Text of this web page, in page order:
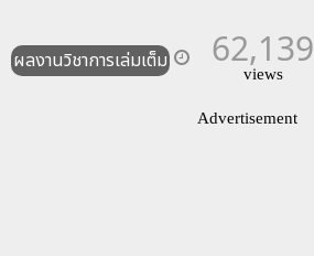
ผลงานวิชาการเล่มเต็ม 62,139
views
Advertisement